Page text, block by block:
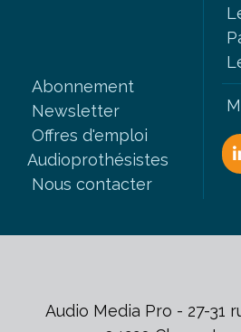
Abonnement
Newsletter
Offres d'emploi
Audioprothésistes
Nous contacter
Audio Media Pro - 27-31